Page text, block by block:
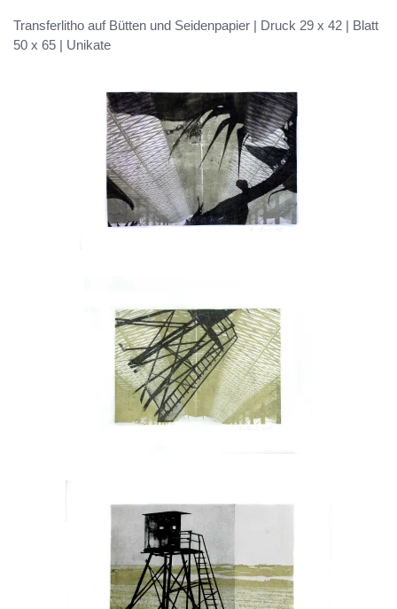
Transferlitho auf Bütten und Seidenpapier | Druck 29 x 42 | Blatt
50 x 65 | Unikate